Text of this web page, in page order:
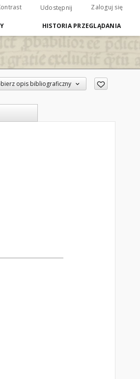
Udostępnij Zaloguj się
HISTORIA PRZEGLĄDANIA
opis bibliograficzny